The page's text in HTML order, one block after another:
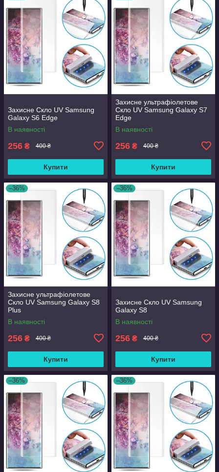
Захисне Скло UV Samsung
Galaxy S6 Edge
В наявності
256 ₴ 400 ₴
Купити
Захисне ультрафіолетове
Скло UV Samsung Galaxy S7
Edge
В наявності
256 ₴ 400 ₴
Купити
–36%
Захисне ультрафіолетове
Скло UV Samsung Galaxy S8
Plus
В наявності
256 ₴ 400 ₴
Купити
–36%
Захисне Скло UV Samsung
Galaxy S8
В наявності
256 ₴ 400 ₴
Купити
–36% –36%